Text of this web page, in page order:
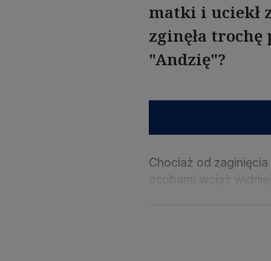
matki i uciekł
zginęła trochę
"Andzię"?
Chociaż od
osobami wciąż